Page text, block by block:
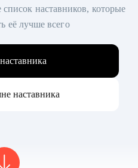
наставников, которые
её лучше всего
наставника